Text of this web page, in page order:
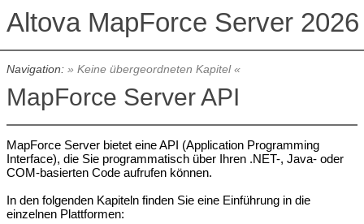
Altova MapForce Server
Navigation: » Keine übergeordneten Kapitel «
MapForce Server API
MapForce Server bietet eine API (Application Programming
Interface), die Sie programmatisch über Ihren .NET-, Java- oder
COM-basierten Code aufrufen können.
In den folgenden Kapiteln finden Sie eine Einführung in die
einzelnen Plattformen: